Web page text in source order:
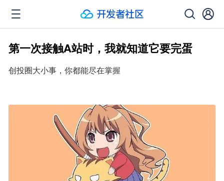
第一次接触A站时，我就知道它要完蛋
创投圈大小事，你都能尽在掌握